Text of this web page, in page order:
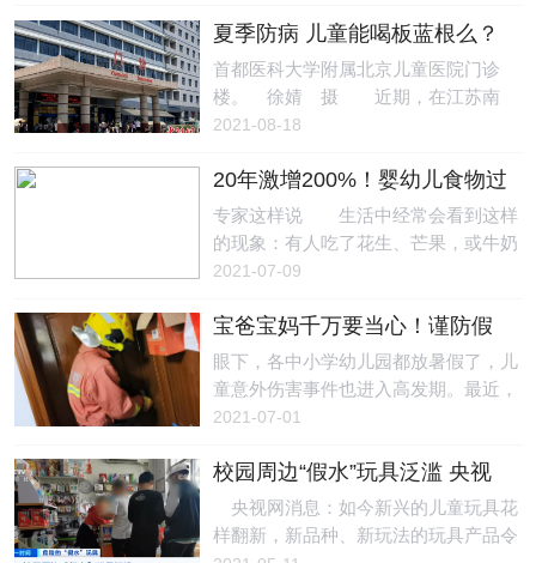
兴，很压抑，不愿意见同学。家长该怎
么帮助孩子心甘情愿地去学校学习
呢？ 家长应从以下几个方面来调整
孩子的心理状态 ： 注意分析孩子
的学习能力是否发展不足
已成为重要的公共卫生问题。 日
前，中国青年报社社会调查中心联合问
卷网（wenjuan.com），对1979名中小
学生家长进行的一项调查显示，53.6%
多，户外运动时间少被指为“罪魁祸
首”。 受访家长中，68.3%孩子体型
适中，16.9%偏胖，14.8%偏瘦。43.8%
孩子读小学低年级，36.7%读小学高年
级，13.7%读初中，
夏季防病 儿童能喝板蓝根么？
首都医科大学附属北京儿童医院门诊
楼。 徐婧 摄 近期，在江苏南
京、扬州等地出现了新冠肺炎儿童确诊
发病。家长要怎样为儿童进行日常防
护？多大的儿童不适合佩戴口罩？双黄
连、板蓝根应该在什么时候吃？ 首
都医科大学附属北京儿童医院中医科主
题，并给出了疫情期间儿童防护的建
做 郝静介绍，年龄越小的孩子越容
易出现感染性疾病。这是因为儿童在生
长发育中，心肺等器官、免疫功能等都
2021-08-18
20年激增200%！婴幼儿食物过
敏患病率抬头 “高致敏期”如何
避免反复发作？
专家这样说 生活中经常会看到这样
的现象：有人吃了花生、芒果，或牛奶
蛋白就会嘴唇肿胀、皮肤红痒；有人在
有的人服用或注射某些药物会出现皮
疹……这些，都是过敏惹的祸！ 过
敏性疾病已被世界卫生组织列为21世纪
重点防护的疾病之一。据统计，目前全
困扰，预计到2050年，患病人数将达到
敏人数正呈不断上升趋势。 据中国
城市婴幼儿过敏性疾病流行病学调查结
2021-07-09
宝爸宝妈千万要当心！谨防假
期发生儿童意外伤害
眼下，各中小学幼儿园都放暑假了，儿
童意外伤害事件也进入高发期。最近，
嘉定就接连发生了几起儿童意外事件，
有惊无险。6月28日晚，嘉定区沙霞路
一小区内，一名三岁幼儿独自被困在卧
室内。由于没有钥匙，幼儿家长几次尝
试破门均未果，不得不向消防救援部门
2021-07-01
校园周边“假水”玩具泛滥 央视
曝“假水玩具”硼砂超标
央视网消息：如今新兴的儿童玩具花
样翻新，新品种、新玩法的玩具产品令